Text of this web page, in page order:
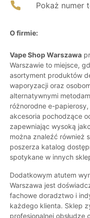
Pokaż numer
O firmie:
Vape Shop Warszawa
Warszawie to miejsce,
asortyment produktów
waporyzacji oraz
alternatywnymi
różnorodne e-
akcesoria pochodzące
zapewniając wysoką
można znaleźć również
poszerza katalog
spotykane w innych
Dodatkowym atutem
Warszawa jest
fachowe doradztwo i
każdego klienta. Sklep
profesjonalnej obsłudze